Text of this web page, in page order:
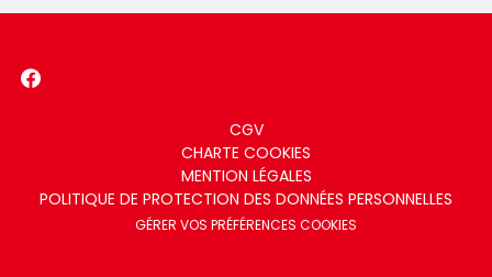
CGV
CHARTE COOKIES
MENTION LÉGALES
POLITIQUE DE PROTECTION DES DONNÉES PERSONNELLES
GÉRER VOS PRÉFÉRENCES COOKIES